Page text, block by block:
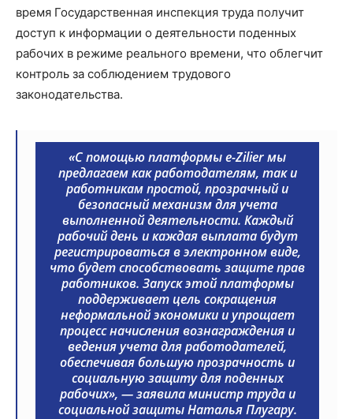
время Государственная инспекция труда получит
доступ к информации о деятельности поденных
рабочих в режиме реального времени, что облегчит
контроль за соблюдением трудового
законодательства.
«С помощью платформы e-Zilier мы
предлагаем как работодателям, так и
работникам простой, прозрачный и
безопасный механизм для учета
выполненной деятельности. Каждый
рабочий день и каждая выплата будут
регистрироваться в электронном виде,
что будет способствовать защите прав
работников. Запуск этой платформы
поддерживает цель сокращения
неформальной экономики и упрощает
процесс начисления вознаграждения и
ведения учета для работодателей,
обеспечивая большую прозрачность и
социальную защиту для поденных
рабочих», — заявила министр труда и
социальной защиты Наталья Плугару.